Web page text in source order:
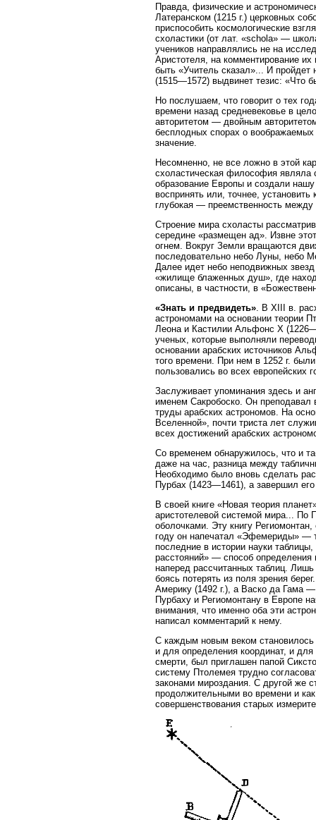
Правда, физические и
Латеранском (1215 г.) церковных
приспособить космологические
схоластики (от лат. «schola» —
учеников направлялись не на
Аристотеля, на комментирование
быть «Учитель сказал»... И
(1515—1572) выдвинет тезис: «Что
Но послушаем, что говорит о тех
времени назад средневековье в
авторитетом — двойным
бесплодных спорах о
значение.
Несомненно, не все ложно в этой
схоластическая философия являла
образование Европы и создали
воспринять или, точнее,
глубокая — преемственность
Строение мира схоласты
середине «размещен ад». Извне
огнем. Вокруг Земли вращаются
последовательно небо Луны, небо
Далее идет небо неподвижных
«жилище блаженных душ», где
описаны, в частности, в
«Знать и предвидеть». В XIII в.
астрономами на основании теории
Леона и Кастилии Альфонс X
ученых, которые выполняли
основании арабских источников
того времени. При нем в 1252 г.
пользовались во всех европейских
Заслуживает упоминания здесь и
именем Сакробоско. Он преподавал
труды арабских астрономов. На
Вселенной», почти триста лет
всех достижений арабских
Со временем обнаружилось, что и
даже на час, разница между
Необходимо было вновь сделать
Пурбах (1423—1461), а завершил
В своей книге «Новая теория
аристотелевой системой мира... По
оболочками. Эту книгу
году он напечатал «Эфемериды» —
последние в истории науки
расстояний» — способ
наперед рассчитанных таблиц.
боясь потерять из поля зрения
Америку (1492 г.), а Васко да Гама
Пурбаху и Региомонтану в Европе
внимания, что именно оба эти
написал комментарий к нему.
С каждым новым веком становилось
и для определения координат, и
смерти, был приглашен папой
систему Птолемея трудно
законами мироздания. С другой же
продолжительными во времени и
совершенствования старых